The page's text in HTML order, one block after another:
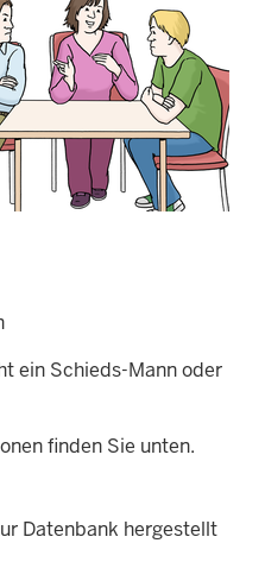
ein Schieds-Mann oder
finden Sie unten.
Datenbank hergestellt